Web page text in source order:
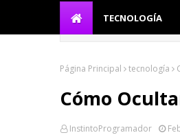
TECNOLOGÍA
Página Principal tecnología
Cómo
InstintoProgramador